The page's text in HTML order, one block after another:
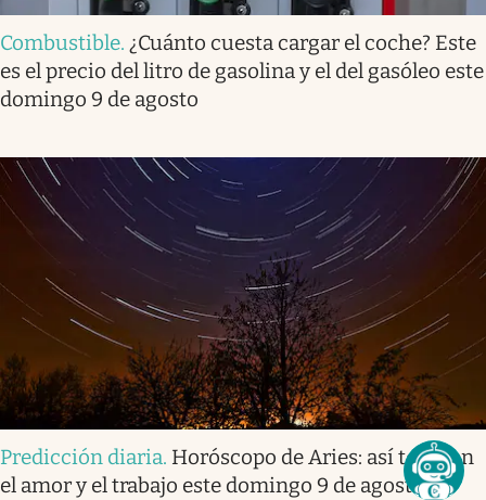
Combustible. ¿Cuánto cuesta cargar el coche? Este
es el precio del litro de gasolina y el del gasóleo este
domingo 9 de agosto
Predicción diaria. Horóscopo de Aries: así te irá en
el amor y el trabajo este domingo 9 de agosto,